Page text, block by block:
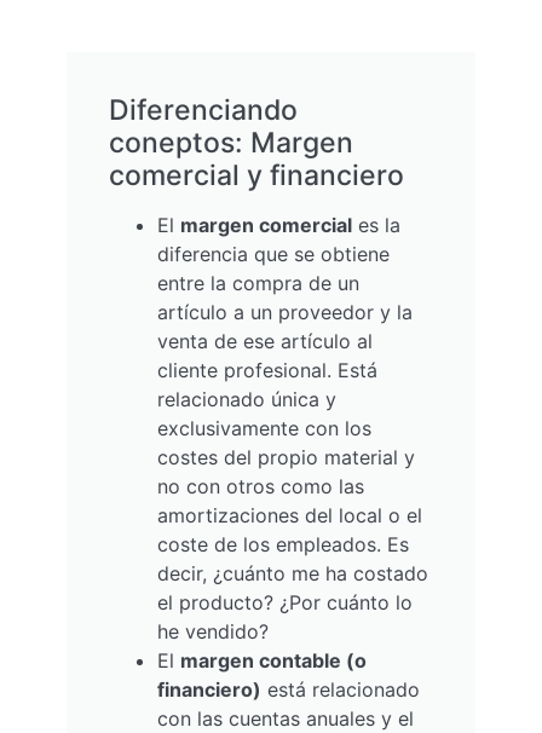
Diferenciando
coneptos: Margen
comercial y financiero
El margen comerciales la
diferencia que se obtiene
entre la compra de un
artículo a un proveedor y la
venta de ese artículo al
cliente profesional. Está
relacionado única y
exclusivamente con los
costes del propio material y
no con otros como las
amortizaciones del local o el
coste de los empleados. Es
decir, ¿cuánto me ha costado
el producto? ¿Por cuánto lo
he vendido?
El margen contable (o
financiero) está relacionado
con las cuentas anuales y el